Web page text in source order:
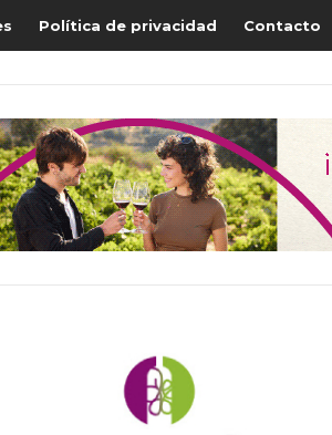
Política de privacidad Contacto